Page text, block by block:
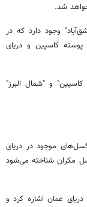
شد.
وجود دارد که در
پوسته کاسپین و دریای
و "شمال البرز"
موجود در دریای
مکران شناخته می‌شود
عمان اشاره کرد و